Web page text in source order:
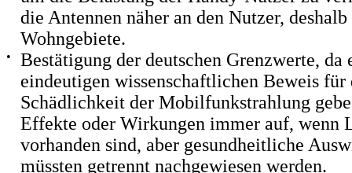
die Antennen näher an den Nutzer,
Wohngebiete.
•
Bestätigung der deutschen Grenzwerte, da
eindeutigen wissenschaftlichen Beweis für
Schädlichkeit der Mobilfunkstrahlung
Effekte oder Wirkungen immer auf, wenn
vorhanden sind, aber gesundheitliche
müssten getrennt nachgewiesen werden.